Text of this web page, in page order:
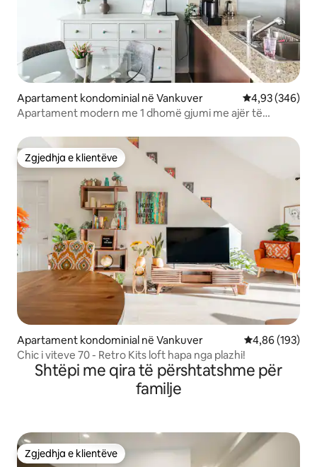
Apartament kondominial në Vankuver Vlerësimi
4,93 (346)
Apartament modern me 1 dhomë gjumi me ajër të
Zgjedhja e klientëve
Zgjedhja e klientëve
Apartament kondominial në Vankuver Vlerësimi
4,86 (193)
Chic i viteve 70 - Retro Kits loft hapa nga plazhi!
Shtëpi me qira të përshtatshme për
familje
Zgjedhja e klientëve
Zgjedhja e klientëve